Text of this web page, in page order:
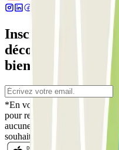
Inscrivez-vous à
découvrez des
bien d'autres
*En vous inscrivant, vous
pour recevoir des
aucune obligation, vous
souhaitez dans la même